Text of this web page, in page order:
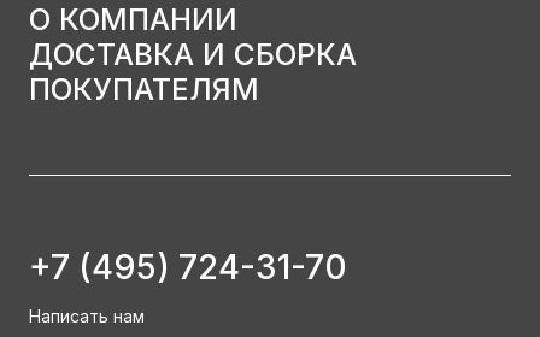
О КОМПАНИИ
ДОСТАВКА И СБОРКА
ПОКУПАТЕЛЯМ
+7 (495) 724-31-70
Написать нам